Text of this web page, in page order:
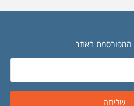
המפורסמת באתר
שליחה